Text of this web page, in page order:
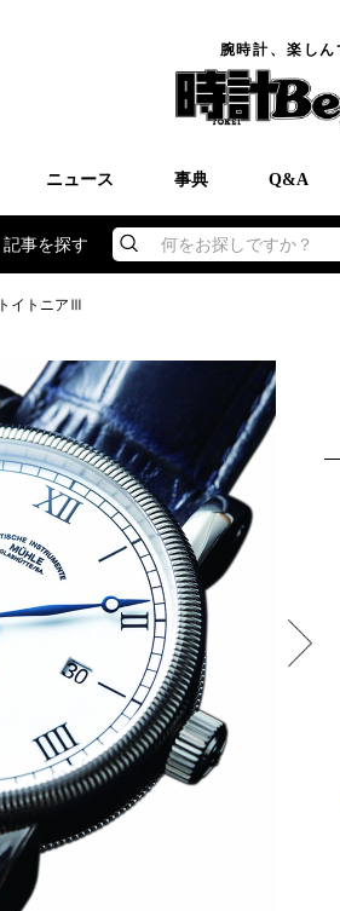
腕時計、楽しん
ニュース 事典 Q&A
記事を探す 何をお探しですか？
トイトニアⅢ